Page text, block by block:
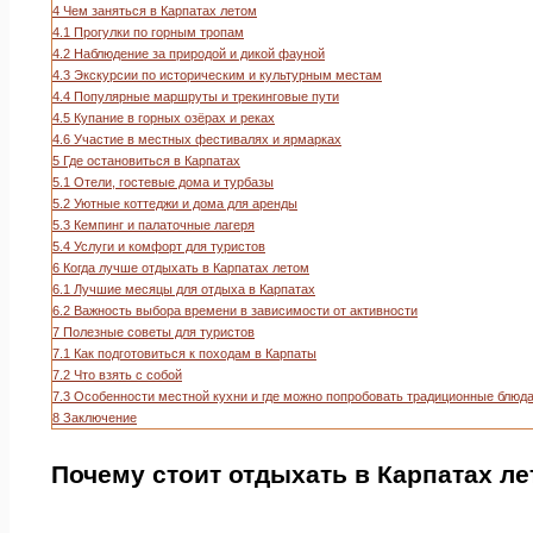
4 Чем заняться в Карпатах летом
4.1 Прогулки по горным тропам
4.2 Наблюдение за природой и дикой фауной
4.3 Экскурсии по историческим и культурным местам
4.4 Популярные маршруты и трекинговые пути
4.5 Купание в горных озёрах и реках
4.6 Участие в местных фестивалях и ярмарках
5 Где остановиться в Карпатах
5.1 Отели, гостевые дома и турбазы
5.2 Уютные коттеджи и дома для аренды
5.3 Кемпинг и палаточные лагеря
5.4 Услуги и комфорт для туристов
6 Когда лучше отдыхать в Карпатах летом
6.1 Лучшие месяцы для отдыха в Карпатах
6.2 Важность выбора времени в зависимости от активности
7 Полезные советы для туристов
7.1 Как подготовиться к походам в Карпаты
7.2 Что взять с собой
7.3 Особенности местной кухни и где можно попробовать традиционные блюда
8 Заключение
Почему стоит отдыхать в Карпатах